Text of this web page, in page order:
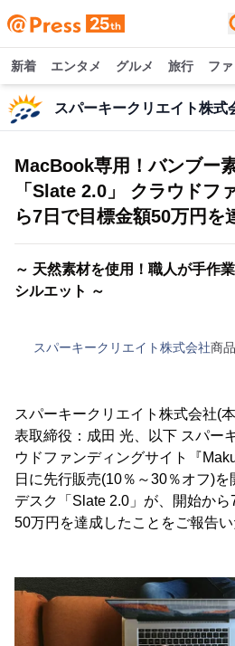
新着 エンタメ グルメ 旅行 フ
スパーキークリエイト株式
MacBook専用！バンブー
「Slate 2.0」 クラウドフ
ら7日で目標金額50万円を
～ 天然素材を使用！職人が手作
シルエット ～
スパーキークリエイト株式会社商品
スパーキークリエイト株式会社(
表取締役：成田 光、以下 スパー
ウドファンディングサイト『
日に先行販売(10％～30％オフ)
デスク「Slate 2.0」が、開始か
50万円を達成したことをご報告い